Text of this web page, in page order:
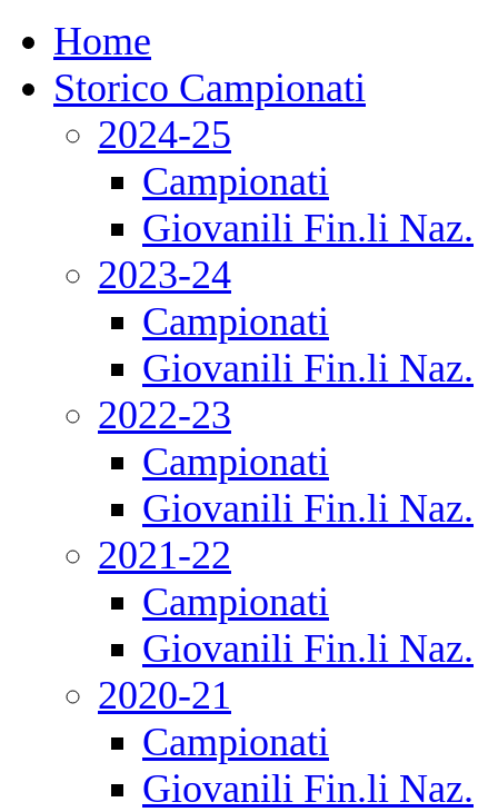
Home
Storico Campionati
2024-25
Campionati
Giovanili Fin.li Naz.
2023-24
Campionati
Giovanili Fin.li Naz.
2022-23
Campionati
Giovanili Fin.li Naz.
2021-22
Campionati
Giovanili Fin.li Naz.
2020-21
Campionati
Giovanili Fin.li Naz.